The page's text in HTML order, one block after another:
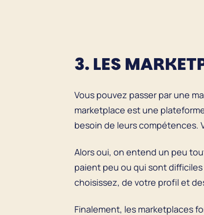
3. LES
Vous pouvez passer par une
marketplace est une
besoin de leurs compétences.
Alors oui, on entend un peu
paient peu ou qui sont difficiles
choisissez, de votre profil et
Finalement, les marketplaces